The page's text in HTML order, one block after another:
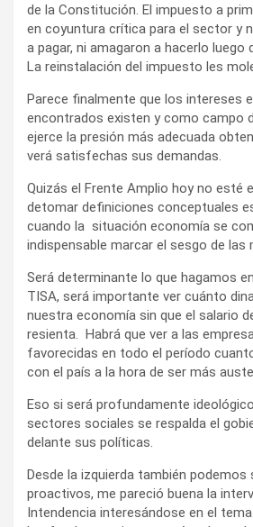
de la Constitución. El impuesto a
en coyuntura crítica para el sector y
a pagar, ni amagaron a hacerlo luego
La reinstalación del impuesto les
Parece finalmente que los intereses
encontrados existen y como campo
ejerce la presión más adecuada
verá satisfechas sus demandas.
Quizás el Frente Amplio hoy no esté
detomar definiciones conceptuales
cuando la situación economía se
indispensable marcar el sesgo de las
Será determinante lo que hagamos
TISA, será importante ver cuánto
nuestra economía sin que el salario
resienta. Habrá que ver a las
favorecidas en todo el período
con el país a la hora de ser más
Eso si será profundamente
sectores sociales se respalda el
delante sus políticas.
Desde la izquierda también podemos
proactivos, me pareció buena la
Intendencia interesándose en el